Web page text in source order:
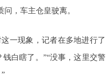
，车主仓皇驶离。
一现象，记者在多地进行了
白瞎了。”“没事，这里交警